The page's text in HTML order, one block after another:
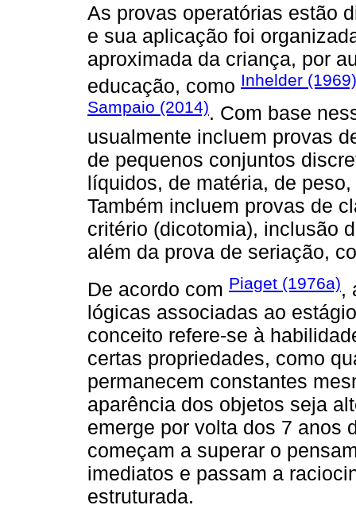
As provas operatórias estão
e sua aplicação foi
aproximada da criança, por
educação, como Inhelder (1969)
Sampaio (2014). Com base
usualmente incluem provas
de pequenos conjuntos
líquidos, de matéria, de
Também incluem provas de
critério (dicotomia), inclusão
além da prova de seriação,
De acordo com Piaget (1976a),
lógicas associadas ao
conceito refere-se à
certas propriedades, como
permanecem constantes
aparência dos objetos seja
emerge por volta dos 7 anos
começam a superar o
imediatos e passam a
estruturada.